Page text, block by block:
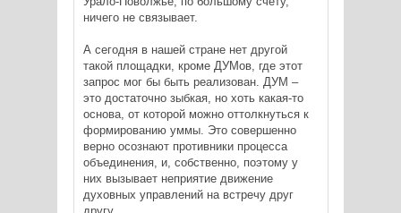
ничего не связывает.
А сегодня в нашей стране нет другой
такой площадки, кроме ДУМов, где этот
запрос мог бы быть реализован. ДУМ –
это достаточно зыбкая, но хоть какая-то
основа, от которой можно оттолкнуться к
формированию уммы. Это совершенно
верно осознают противники процесса
объединения, и, собственно, поэтому у
них вызывает неприятие движение
духовных управлений на встречу друг